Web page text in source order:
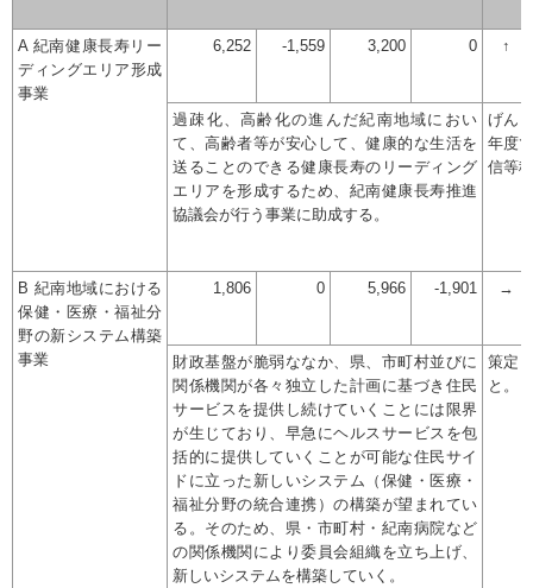
A 紀南健康長寿リー
ディングエリア形成
事業
6,252 -1,559 3,200 0 ↑
過疎化、高齢化の進んだ紀南地域におい
て、高齢者等が安心して、健康的な生活を
送ることのできる健康長寿のリーディング
エリアを形成するため、紀南健康長寿推進
協議会が行う事業に助成する。
げん
年度
信等
B 紀南地域における
保健・医療・福祉分
野の新システム構築
事業
1,806 0 5,966 -1,901 →
財政基盤が脆弱ななか、県、市町村並びに
関係機関が各々独立した計画に基づき住民
サービスを提供し続けていくことには限界
が生じており、早急にヘルスサービスを包
括的に提供していくことが可能な住民サイ
ドに立った新しいシステム（保健・医療・
福祉分野の統合連携）の構築が望まれてい
る。そのため、県・市町村・紀南病院など
の関係機関により委員会組織を立ち上げ、
新しいシステムを構築していく。
策定
と。